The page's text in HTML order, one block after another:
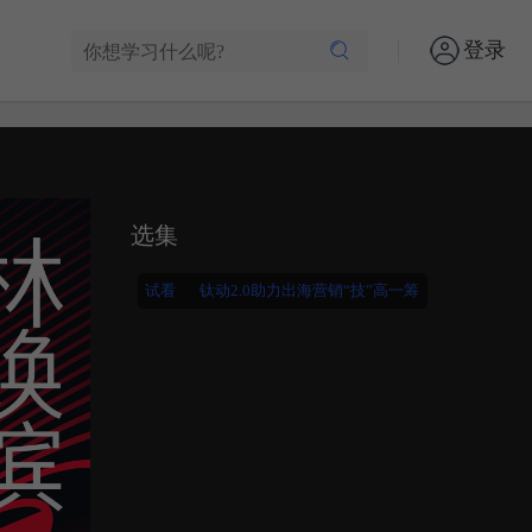
登录
选集
试看 钛动2.0助力出海营销“技”高一筹